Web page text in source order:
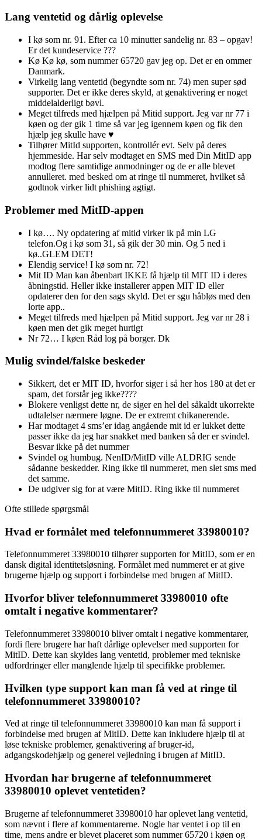
Lang ventetid og dårlig oplevelse
I kø som nr. 91. Efter ca 10 minutter sandelig nr. 83 – opgav!
Er det kundeservice ???
Kø Kø kø, som nummer 65720 gav jeg op. Det er en ommer
Danmark.
Virkelig lang ventetid (begyndte som nr. 74) men super sød
supporter. Det er ikke deres skyld, at genaktivering er noget
middelalderligt bøvl.
Meget tilfreds med hjælpen på Mitid support. Jeg var nr 77 i
køen og der gik 1 time så var jeg igennem køen og fik den
hjælp jeg skulle have ♥️
Tilhører MitId supporten, kontrollér evt. Selv på deres
hjemmeside. Har selv modtaget en SMS med Din MitID app
modtog flere samtidige anmodninger og de er alle blevet
annulleret. med besked om at ringe til nummeret, hvilket så
godtnok virker lidt phishing agtigt.
Problemer med MitID-appen
I kø…. Ny opdatering af mitid virker ik på min LG
telefon.Og i kø som 31, så gik der 30 min. Og 5 ned i
kø..GLEM DET!
Elendig service! I kø som nr. 72!
Mit ID Man kan åbenbart IKKE få hjælp til MIT ID i deres
åbningstid. Heller ikke installerer appen MIT ID eller
opdaterer den for den sags skyld. Det er sgu håbløs med den
lorte app..
Meget tilfreds med hjælpen på Mitid support. Jeg var nr 28 i
køen men det gik meget hurtigt
Nr 72… I køen Råd log på borger. Dk
Mulig svindel/falske beskeder
Sikkert, det er MIT ID, hvorfor siger i så her hos 180 at det er
spam, det forstår jeg ikke????
Blokere venligst dette nr, de siger en hel del såkaldt ukorrekte
udtalelser nærmere løgne. De er extremt chikanerende.
Har modtaget 4 sms’er idag angående mit id er lukket dette
passer ikke da jeg har snakket med banken så der er svindel.
Besvar ikke på det nummer
Svindel og humbug. NenID/MitID ville ALDRIG sende
sådanne beskedder. Ring ikke til nummeret, men slet sms med
det samme.
De udgiver sig for at være MitID. Ring ikke til nummeret
Ofte stillede spørgsmål
Hvad er formålet med telefonnummeret 33980010?
Telefonnummeret 33980010 tilhører supporten for MitID, som er en
dansk digital identitetsløsning. Formålet med nummeret er at give
brugerne hjælp og support i forbindelse med brugen af MitID.
Hvorfor bliver telefonnummeret 33980010 ofte
omtalt i negative kommentarer?
Telefonnummeret 33980010 bliver omtalt i negative kommentarer,
fordi flere brugere har haft dårlige oplevelser med supporten for
MitID. Dette kan skyldes lang ventetid, problemer med tekniske
udfordringer eller manglende hjælp til specifikke problemer.
Hvilken type support kan man få ved at ringe til
telefonnummeret 33980010?
Ved at ringe til telefonnummeret 33980010 kan man få support i
forbindelse med brugen af MitID. Dette kan inkludere hjælp til at
løse tekniske problemer, genaktivering af bruger-id,
adgangskodehjælp og generel vejledning i brugen af MitID.
Hvordan har brugerne af telefonnummeret
33980010 oplevet ventetiden?
Brugerne af telefonnummeret 33980010 har oplevet lang ventetid,
som nævnt i flere af kommentarerne. Nogle har ventet i op til en
time, mens andre er blevet placeret som nummer 65720 i køen og